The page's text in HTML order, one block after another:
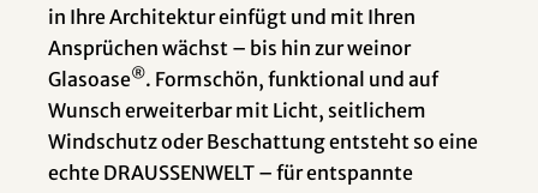
in Ihre Architektur einfügt und mit Ihren
Ansprüchen wächst – bis hin zur weinor
Glasoase®. Formschön, funktional und auf
Wunsch erweiterbar mit Licht, seitlichem
Windschutz oder Beschattung entsteht so eine
echte DRAUSSENWELT – für entspannte